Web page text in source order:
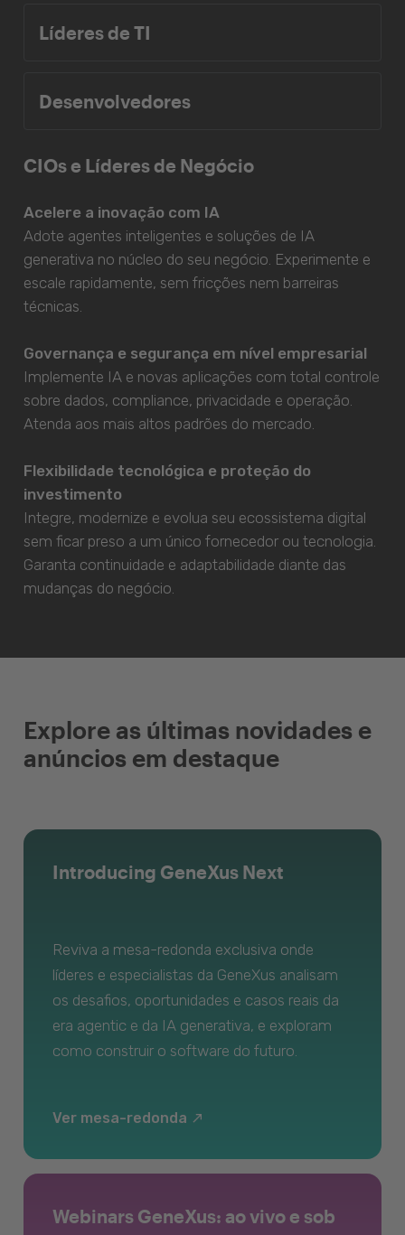
Líderes de TI
Desenvolvedores
CIOs e Líderes de Negócio
Acelere a inovação com IA
Adote agentes inteligentes e soluções de IA
generativa no núcleo do seu negócio. Experimente e
escale rapidamente, sem fricções nem barreiras
técnicas.
Governança e segurança em nível empresarial
Implemente IA e novas aplicações com total controle
sobre dados, compliance, privacidade e operação.
Atenda aos mais altos padrões do mercado.
Flexibilidade tecnológica e proteção do
investimento
Integre, modernize e evolua seu ecossistema digital
sem ficar preso a um único fornecedor ou tecnologia.
Garanta continuidade e adaptabilidade diante das
mudanças do negócio.
Explore as últimas novidades e
anúncios em destaque
Introducing GeneXus Next
Reviva a mesa-redonda exclusiva onde
líderes e especialistas da GeneXus analisam
os desafios, oportunidades e casos reais da
era agentic e da IA generativa, e exploram
como construir o software do futuro.
Ver mesa-redonda
Webinars GeneXus: ao vivo e sob